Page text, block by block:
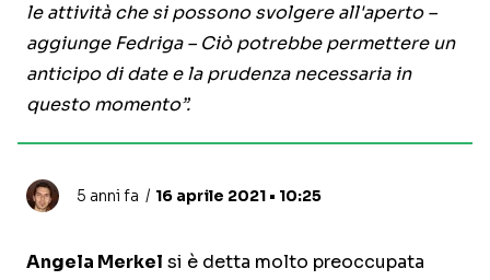
le attività che si possono svolgere all'aperto –
aggiunge Fedriga – Ciò potrebbe permettere un
anticipo di date e la prudenza necessaria in
questo momento”.
5 anni fa 16 aprile 2021 • 10:25
Angela Merkel si è detta molto preoccupata